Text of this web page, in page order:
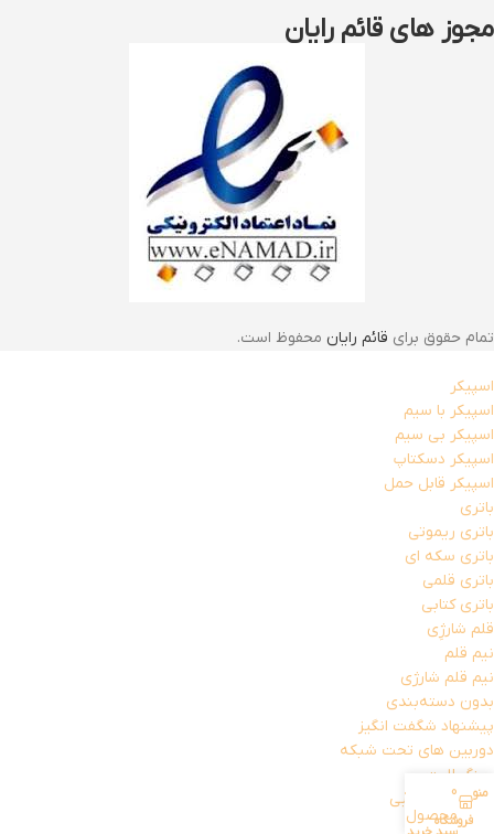
مجوز های قائم رایان
تمام حقوق برای قائم رایان محفوظ است.
منو
فروشگاه
0
محصول
حساب کاربری من
اسپیکر
اسپیکر با سیم
اسپیکر بی سیم
اسپیکر دسکتاپ
اسپیکر قابل حمل
باتری
باتری ریموتی
باتری سکه ای
باتری قلمی
باتری کتابی
قلم شارژِی
نیم قلم
نیم قلم شارژی
بدون دسته‌بندی
پیشنهاد شگفت انگیز
دوربین های تحت شبکه
رینگ لایت
سایر لوازم جانبی
آداپتور برق